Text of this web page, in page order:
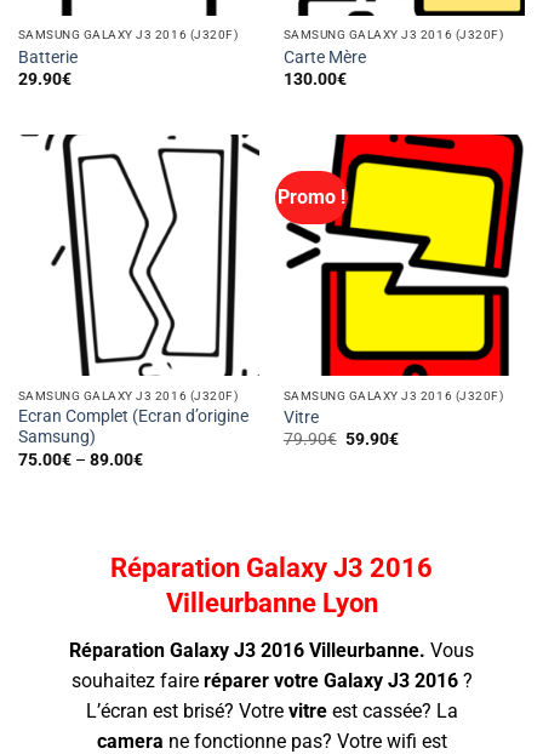
SAMSUNG GALAXY J3 2016 (J320F)
Batterie
29.90€
SAMSUNG GALAXY J3 2016 (J320F)
Carte Mère
130.00€
SAMSUNG GALAXY J3 2016 (J320F)
Ecran Complet (Ecran d’origine
Samsung)
75.00€– 89.00€
Promo !
SAMSUNG GALAXY J3 2016 (J320F)
Vitre
79.90€ Le
59.90€Le
Réparation Galaxy J3 2016
Villeurbanne Lyon
Réparation Galaxy J3 2016 Villeurbanne. Vous
souhaitez faire réparer votre Galaxy J3 2016 ?
L’écran est brisé? Votre vitreest cassée? La
camera ne fonctionne pas? Votre wifi est